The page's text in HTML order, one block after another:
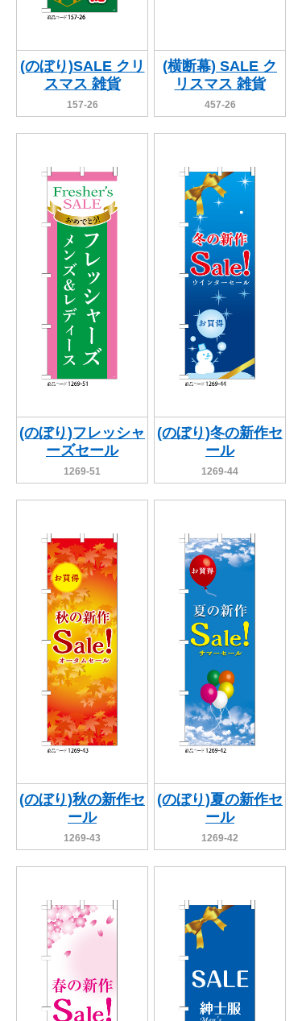
(のぼり)SALE クリ
スマス 雑貨
157-26
(横断幕) SALE ク
リスマス 雑貨
457-26
(のぼり)フレッシャ
ーズセール
1269-51
(のぼり)冬の新作セ
ール
1269-44
(のぼり)秋の新作セ
ール
1269-43
(のぼり)夏の新作セ
ール
1269-42